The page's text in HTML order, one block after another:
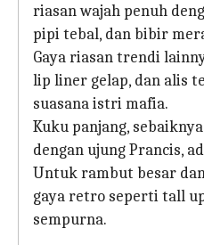
riasan wajah penuh
pipi tebal, dan bibir
Gaya riasan trendi
lip liner gelap, dan alis
suasana istri mafia.
Kuku panjang,
dengan ujung Prancis,
Untuk rambut besar
gaya retro seperti tall
sempurna.